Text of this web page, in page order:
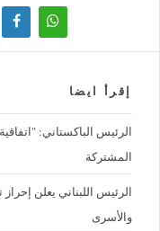
إقرأ ايضا
الرئيس الباكستاني:
المشتركة
الرئيس اللبناني يعلن
والأسرى